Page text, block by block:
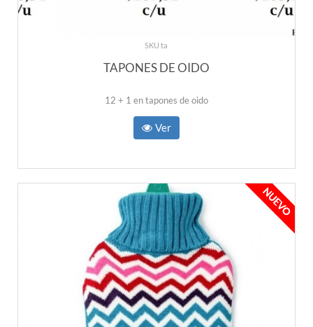
SKU ta
TAPONES DE OIDO
12 + 1 en tapones de oido
Ver